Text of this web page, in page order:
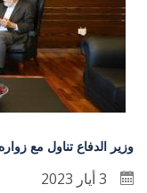
وزير الدفاع تناول مع